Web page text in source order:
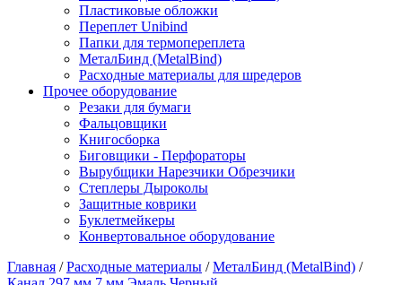
Пластиковые обложки
Переплет Unibind
Папки для термопереплета
МеталБинд (MetalBind)
Расходные материалы для шредеров
Прочее оборудование
Резаки для бумаги
Фальцовщики
Книгосборка
Биговщики - Перфораторы
Вырубщики Нарезчики Обрезчики
Степлеры Дыроколы
Защитные коврики
Буклетмейкеры
Конвертовальное оборудование
Главная / Расходные материалы / МеталБинд (MetalBind) /